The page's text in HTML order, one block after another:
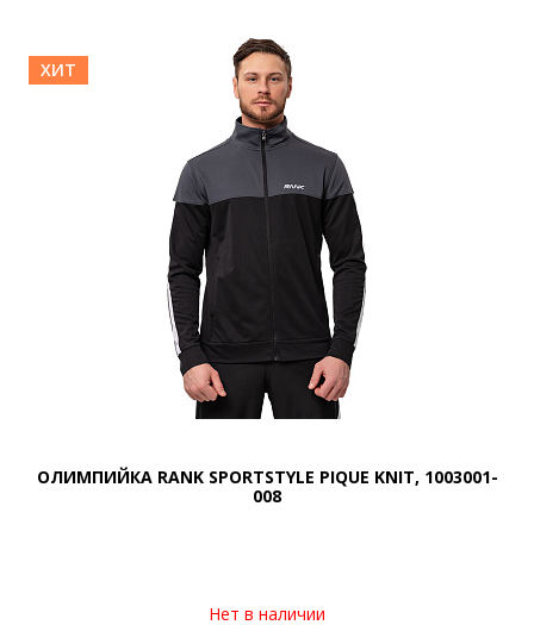
ХИТ
ОЛИМПИЙКА RANK SPORTSTYLE PIQUE KNIT, 1003001-
008
Нет в наличии